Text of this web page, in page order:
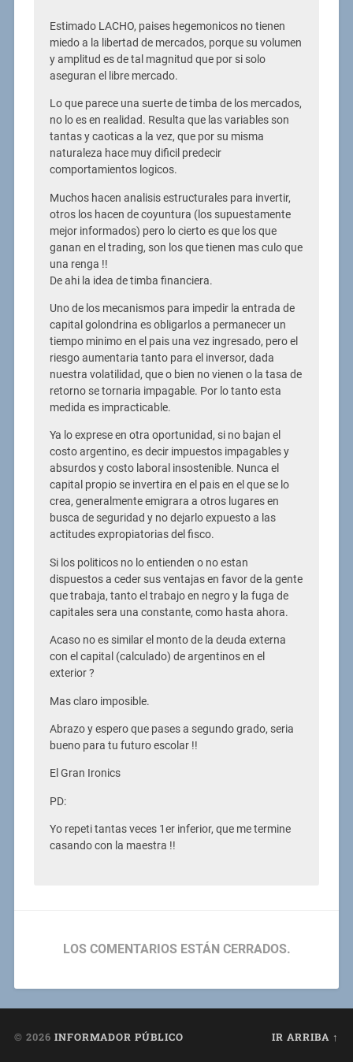
Estimado LACHO, paises hegemonicos no tienen
miedo a la libertad de mercados, porque su volumen
y amplitud es de tal magnitud que por si solo
aseguran el libre mercado.
Lo que parece una suerte de timba de los mercados,
no lo es en realidad. Resulta que las variables son
tantas y caoticas a la vez, que por su misma
naturaleza hace muy dificil predecir
comportamientos logicos.
Muchos hacen analisis estructurales para invertir,
otros los hacen de coyuntura (los supuestamente
mejor informados) pero lo cierto es que los que
ganan en el trading, son los que tienen mas culo que
una renga !!
De ahi la idea de timba financiera.
Uno de los mecanismos para impedir la entrada de
capital golondrina es obligarlos a permanecer un
tiempo minimo en el pais una vez ingresado, pero el
riesgo aumentaria tanto para el inversor, dada
nuestra volatilidad, que o bien no vienen o la tasa de
retorno se tornaria impagable. Por lo tanto esta
medida es impracticable.
Ya lo exprese en otra oportunidad, si no bajan el
costo argentino, es decir impuestos impagables y
absurdos y costo laboral insostenible. Nunca el
capital propio se invertira en el pais en el que se lo
crea, generalmente emigrara a otros lugares en
busca de seguridad y no dejarlo expuesto a las
actitudes expropiatorias del fisco.
Si los politicos no lo entienden o no estan
dispuestos a ceder sus ventajas en favor de la gente
que trabaja, tanto el trabajo en negro y la fuga de
capitales sera una constante, como hasta ahora.
Acaso no es similar el monto de la deuda externa
con el capital (calculado) de argentinos en el
exterior ?
Mas claro imposible.
Abrazo y espero que pases a segundo grado, seria
bueno para tu futuro escolar !!
El Gran Ironics
PD:
Yo repeti tantas veces 1er inferior, que me termine
casando con la maestra !!
LOS COMENTARIOS ESTÁN CERRADOS.
© 2026 INFORMADOR PÚBLICO IR ARRIBA ↑